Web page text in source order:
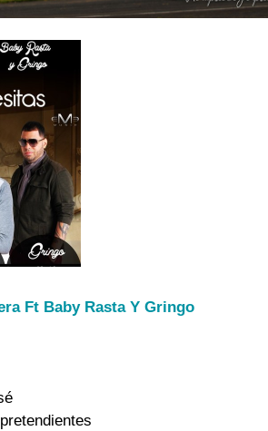
Ft Baby Rasta Y Gringo